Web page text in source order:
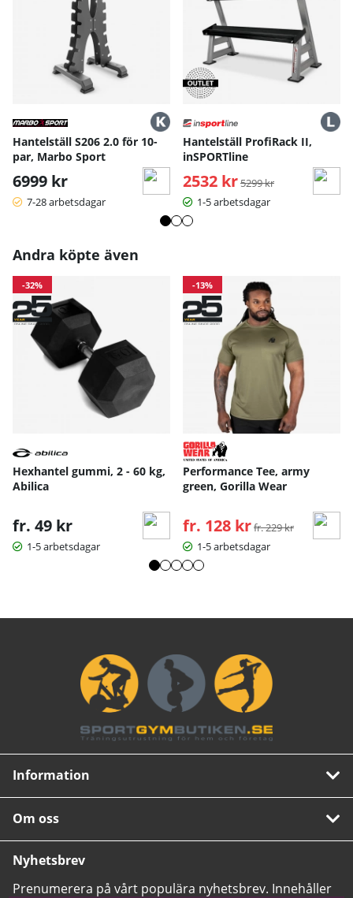
Hantelställ S206 2.0 för 10-
par, Marbo Sport
6999 kr
7-28 arbetsdagar
Hantelställ ProfiRack II,
inSPORTline
2532 kr Ordinarie pris:
5299 kr
1-5 arbetsdagar
Andra köpte även
-32%
Hexhantel gummi, 2 - 60 kg,
Abilica
fr. 49 kr
1-5 arbetsdagar
-13%
Performance Tee, army
green, Gorilla Wear
fr. 128 kr Ordinarie pris:
fr. 229 kr
1-5 arbetsdagar
Information
Om oss
Nyhetsbrev
Prenumerera på vårt populära nyhetsbrev. Innehåller